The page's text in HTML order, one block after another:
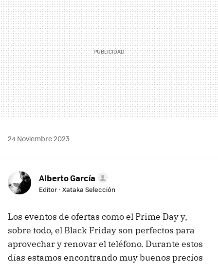
24 Noviembre 2023
Alberto García
Editor - Xataka Selección
Los eventos de ofertas como el Prime Day y,
sobre todo, el Black Friday son perfectos para
aprovechar y renovar el teléfono. Durante estos
días estamos encontrando muy buenos precios